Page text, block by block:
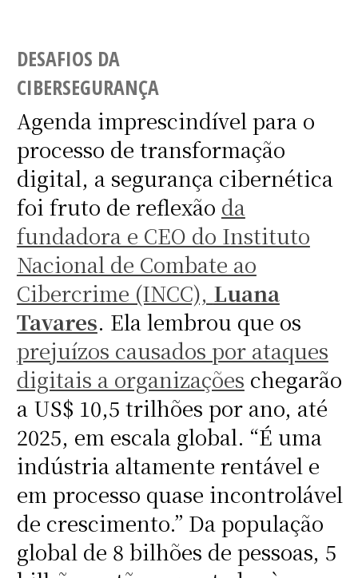
DESAFIOS DA
CIBERSEGURANÇA
Agenda imprescindível para o
processo de transformação
digital, a segurança cibernética
foi fruto de reflexão da
fundadora e CEO do Instituto
Nacional de Combate ao
Cibercrime (INCC), Luana
Tavares. Ela lembrou que os
prejuízos causados por ataques
digitais a organizações chegarão
a US$ 10,5 trilhões por ano, até
2025, em escala global. “É uma
indústria altamente rentável e
em processo quase incontrolável
de crescimento.” Da população
global de 8 bilhões de pessoas, 5